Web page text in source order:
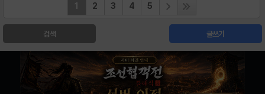
1 2 3 4 5
검색 글쓰기